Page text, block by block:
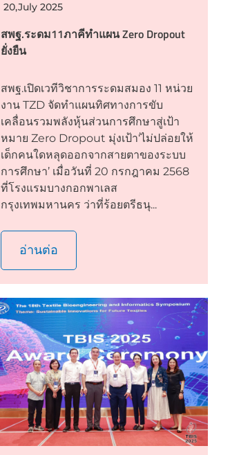
20,July 2025
สพฐ.ระดม11ภาคีทำแผน Zero Dropout
ยั่งยืน
สพฐ.เปิดเวทีวิชาการระดมสมอง 11 หน่วย
งาน TZD จัดทำแผนทิศทางการขับ
เคลื่อนรวมพลังหุ้นส่วนการศึกษาสู่เป้า
หมาย Zero Dropout มุ่งเป้า‘ไม่ปล่อยให้
เด็กคนใดหลุดออกจากสายตาของระบบ
การศึกษา’ เมื่อวันที่ 20 กรกฎาคม 2568
ที่โรงแรมบางกอกพาเลส
กรุงเทพมหานคร ว่าที่ร้อยตรีธนุ...
อ่านต่อ